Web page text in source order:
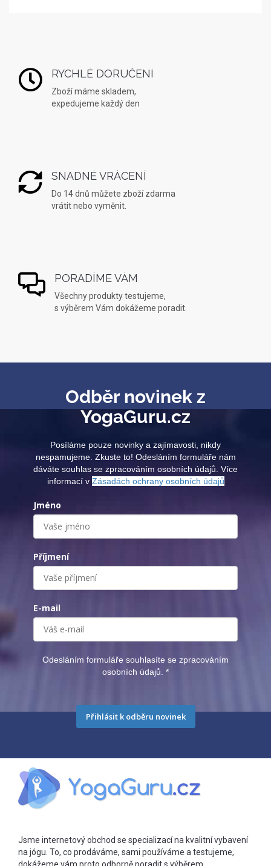
RYCHLÉ DORUČENÍ
Zboží máme skladem,
expedujeme každý den
SNADNÉ VRÁCENÍ
Do 14 dnů můžete zboží zdarma
vrátit nebo vyměnit.
PORADÍME VÁM
Všechny produkty testujeme,
s výběrem Vám dokážeme poradit.
Odběr novinek z
YogaGuru.cz
Posíláme pouze novinky a zajímavosti, nikdy
nespamujeme. Zkuste to! Odesláním formuláře nám
dáváte souhlas se zpracováním osobních údajů. Více
informací v Zásadách ochrany osobních údajů
Jméno
Příjmení
E-mail
Odesláním formuláře souhlasíte se zpracováním
osobních údajů. *
Přihlásit k odběru novinek
Jsme internetový obchod se specializací na kvalitní vybavení
na jógu. To, co prodáváme, sami používáme a testujeme,
dokážeme vám proto odborně poradit s výběrem.